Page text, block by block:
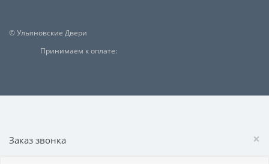
© Ульяновские Двери
Принимаем к оплате:
×
Заказ звонка